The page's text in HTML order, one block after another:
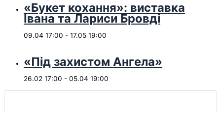
«Букет кохання»: виставка
Івана та Лариси Бровді
09.04 17:00 - 17.05 19:00
«Під захистом Ангела»
26.02 17:00 - 05.04 19:00